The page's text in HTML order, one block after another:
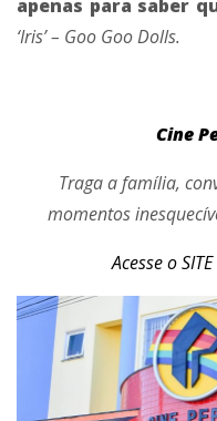
apenas para saber
‘Iris’ – Goo Goo Dolls.
Cine
Traga a família,
momentos
Acesse o